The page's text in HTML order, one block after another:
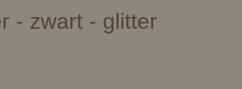
- zwart - glitter